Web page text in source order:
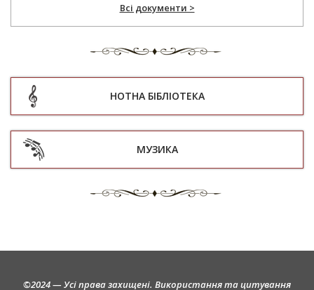
Всі документи >
НОТНА БІБЛІОТЕКА
МУЗИКА
©2024 — Усі права захищені. Використання та цитування